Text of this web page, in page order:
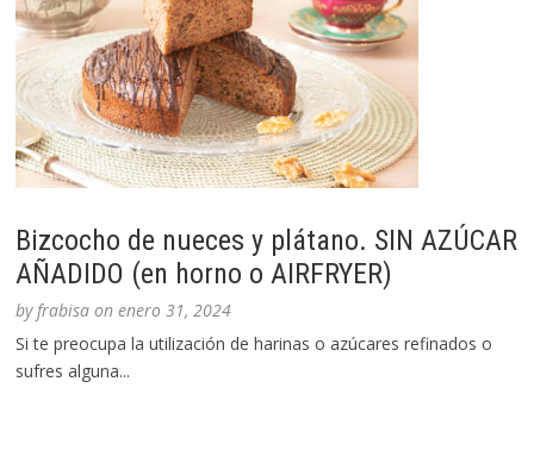
Bizcocho de nueces y plátano. SIN AZÚCAR
AÑADIDO (en horno o AIRFRYER)
byfrabisa onenero 31, 2024
Si te preocupa la utilización de harinas o azúcares refinados o
sufres alguna...